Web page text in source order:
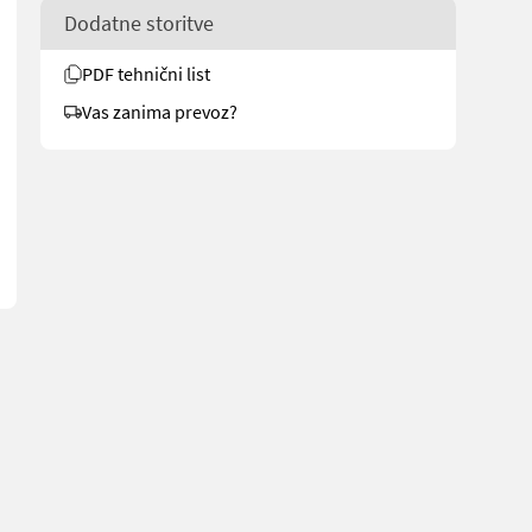
7018 for more images Spesifikasjoner Fremstår i
Dodatne storitve
PDF tehnični list
Vas zanima prevoz?